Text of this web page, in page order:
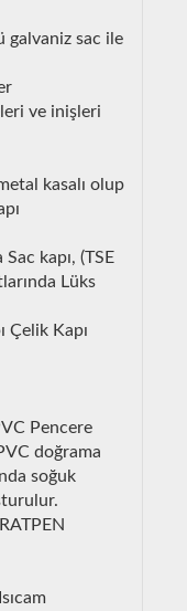
galvaniz sac ile
ve inişleri
kasalı olup
kapı, (TSE
Lüks
Çelik Kapı
Pencere
doğrama
soğuk